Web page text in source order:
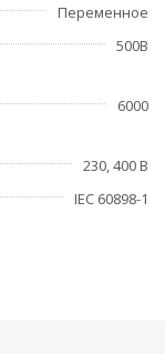
Переменное
500В
6000
230, 400 В
IEC 60898-1